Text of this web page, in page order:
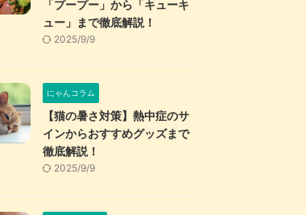
「プープー」から「キューキ
ュー」まで徹底解説！
2025/9/9
にゃんコラム
【猫の暑さ対策】熱中症のサ
インからおすすめグッズまで
徹底解説！
2025/9/9